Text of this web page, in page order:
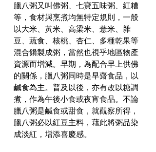
臘八粥又叫佛粥、七寶五味粥、紅糟
等，食材與烹煮均無特定規則，一般
以大米、黃米、高梁米、薏米、雜
豆、蔬食、核桃、杏仁、多種乾果等
混合餚製成粥，當然也視乎地區物產
資源而增減。早期，為配合早上供佛
的關係，臘八粥同時是早齋食品，以
鹹食為主。普及以後，亦有改以糖調
煮，作為午後小食或夜宵食品。不論
臘八粥是鹹食或甜食，就觀察所得，
臘八粥必以紅豆主料，藉此將粥品染
成淡紅，增添喜慶感。